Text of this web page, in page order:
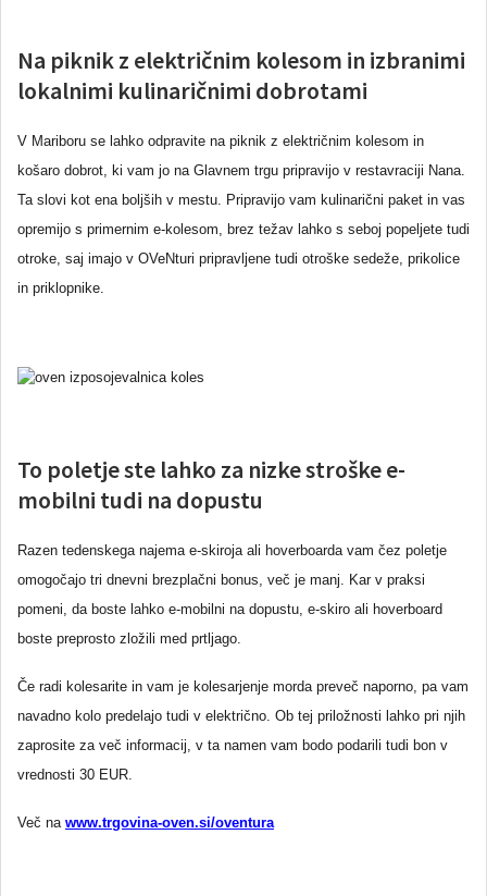
Na piknik z električnim kolesom in izbranimi
lokalnimi kulinaričnimi dobrotami
V Mariboru se lahko odpravite na piknik z električnim kolesom in
košaro dobrot, ki vam jo na Glavnem trgu pripravijo v restavraciji Nana.
Ta slovi kot ena boljših v mestu. Pripravijo vam kulinarični paket in vas
opremijo s primernim e-kolesom, brez težav lahko s seboj popeljete tudi
otroke, saj imajo v OVeNturi pripravljene tudi otroške sedeže, prikolice
in priklopnike.
To poletje ste lahko za nizke stroške e-
mobilni tudi na dopustu
Razen tedenskega najema e-skiroja ali hoverboarda vam čez poletje
omogočajo tri dnevni brezplačni bonus, več je manj. Kar v praksi
pomeni, da boste lahko e-mobilni na dopustu, e-skiro ali hoverboard
boste preprosto zložili med prtljago.
Če radi kolesarite in vam je kolesarjenje morda preveč naporno, pa vam
navadno kolo predelajo tudi v električno. Ob tej priložnosti lahko pri njih
zaprosite za več informacij, v ta namen vam bodo podarili tudi bon v
vrednosti 30 EUR.
Več na www.trgovina-oven.si/oventura